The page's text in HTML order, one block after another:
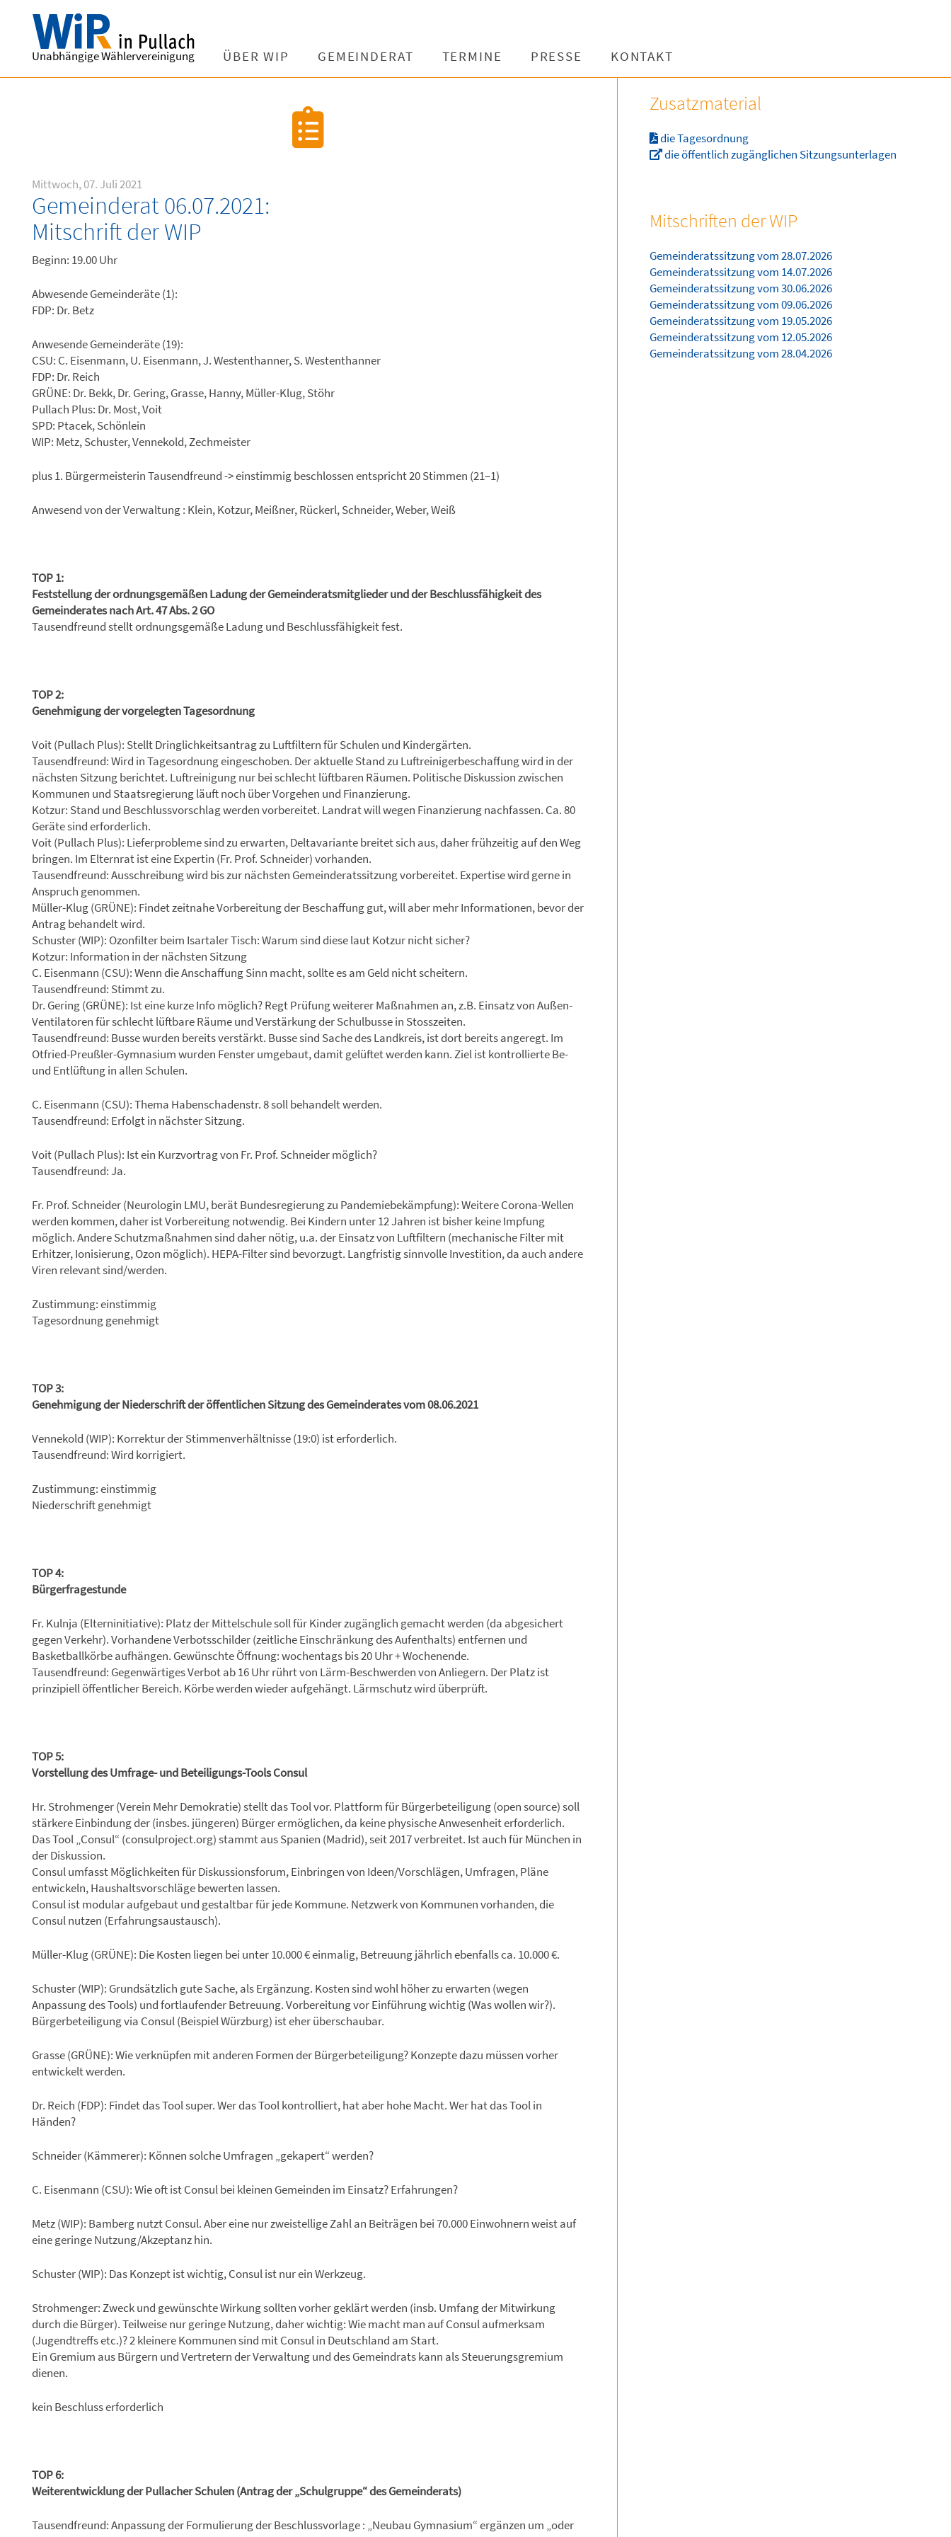
Unabhängige Wählervereinigung ÜBER WIP GEMEINDERAT TERMINE PRESSE KONTAKT
Mittwoch, 07. Juli 2021
Gemeinderat 06.07.2021:
Mitschrift der WIP
Beginn: 19.00 Uhr
Abwesende Gemeinderäte (1):
FDP: Dr. Betz
Anwesende Gemeinderäte (19):
CSU: C. Eisenmann, U. Eisenmann, J. Westenthanner, S. Westenthanner
FDP: Dr. Reich
GRÜNE: Dr. Bekk, Dr. Gering, Grasse, Hanny, Müller-Klug, Stöhr
Pullach Plus: Dr. Most, Voit
SPD: Ptacek, Schönlein
WIP: Metz, Schuster, Vennekold, Zechmeister
plus 1. Bürgermeisterin Tausendfreund -> einstimmig beschlossen entspricht 20 Stimmen (21–1)
Anwesend von der Verwaltung : Klein, Kotzur, Meißner, Rückerl, Schneider, Weber, Weiß
TOP 1:
Feststellung der ordnungsgemäßen Ladung der Gemeinderatsmitglieder und der Beschlussfähigkeit des
Gemeinderates nach Art. 47 Abs. 2 GO
Tausendfreund stellt ordnungsgemäße Ladung und Beschlussfähigkeit fest.
TOP 2:
Genehmigung der vorgelegten Tagesordnung
Voit (Pullach Plus): Stellt Dringlichkeitsantrag zu Luftfiltern für Schulen und Kindergärten.
Tausendfreund: Wird in Tagesordnung eingeschoben. Der aktuelle Stand zu Luftreinigerbeschaffung wird in der
nächsten Sitzung berichtet. Luftreinigung nur bei schlecht lüftbaren Räumen. Politische Diskussion zwischen
Kommunen und Staatsregierung läuft noch über Vorgehen und Finanzierung.
Kotzur: Stand und Beschlussvorschlag werden vorbereitet. Landrat will wegen Finanzierung nachfassen. Ca. 80
Geräte sind erforderlich.
Voit (Pullach Plus): Lieferprobleme sind zu erwarten, Deltavariante breitet sich aus, daher frühzeitig auf den Weg
bringen. Im Elternrat ist eine Expertin (Fr. Prof. Schneider) vorhanden.
Tausendfreund: Ausschreibung wird bis zur nächsten Gemeinderatssitzung vorbereitet. Expertise wird gerne in
Anspruch genommen.
Müller-Klug (GRÜNE): Findet zeitnahe Vorbereitung der Beschaffung gut, will aber mehr Informationen, bevor der
Antrag behandelt wird.
Schuster (WIP): Ozonfilter beim Isartaler Tisch: Warum sind diese laut Kotzur nicht sicher?
Kotzur: Information in der nächsten Sitzung
C. Eisenmann (CSU): Wenn die Anschaffung Sinn macht, sollte es am Geld nicht scheitern.
Tausendfreund: Stimmt zu.
Dr. Gering (GRÜNE): Ist eine kurze Info möglich? Regt Prüfung weiterer Maßnahmen an, z.B. Einsatz von Außen-
Ventilatoren für schlecht lüftbare Räume und Verstärkung der Schulbusse in Stosszeiten.
Tausendfreund: Busse wurden bereits verstärkt. Busse sind Sache des Landkreis, ist dort bereits angeregt. Im
Otfried-Preußler-Gymnasium wurden Fenster umgebaut, damit gelüftet werden kann. Ziel ist kontrollierte Be-
und Entlüftung in allen Schulen.
C. Eisenmann (CSU): Thema Habenschadenstr. 8 soll behandelt werden.
Tausendfreund: Erfolgt in nächster Sitzung.
Voit (Pullach Plus): Ist ein Kurzvortrag von Fr. Prof. Schneider möglich?
Tausendfreund: Ja.
Fr. Prof. Schneider (Neurologin LMU, berät Bundesregierung zu Pandemiebekämpfung): Weitere Corona-Wellen
werden kommen, daher ist Vorbereitung notwendig. Bei Kindern unter 12 Jahren ist bisher keine Impfung
möglich. Andere Schutzmaßnahmen sind daher nötig, u.a. der Einsatz von Luftfiltern (mechanische Filter mit
Erhitzer, Ionisierung, Ozon möglich). HEPA-Filter sind bevorzugt. Langfristig sinnvolle Investition, da auch andere
Viren relevant sind/werden.
Zustimmung: einstimmig
Tagesordnung genehmigt
TOP 3:
Genehmigung der Niederschrift der öffentlichen Sitzung des Gemeinderates vom 08.06.2021
Vennekold (WIP): Korrektur der Stimmenverhältnisse (19:0) ist erforderlich.
Tausendfreund: Wird korrigiert.
Zustimmung: einstimmig
Niederschrift genehmigt
TOP 4:
Bürgerfragestunde
Fr. Kulnja (Elterninitiative): Platz der Mittelschule soll für Kinder zugänglich gemacht werden (da abgesichert
gegen Verkehr). Vorhandene Verbotsschilder (zeitliche Einschränkung des Aufenthalts) entfernen und
Basketballkörbe aufhängen. Gewünschte Öffnung: wochentags bis 20 Uhr + Wochenende.
Tausendfreund: Gegenwärtiges Verbot ab 16 Uhr rührt von Lärm-Beschwerden von Anliegern. Der Platz ist
prinzipiell öffentlicher Bereich. Körbe werden wieder aufgehängt. Lärmschutz wird überprüft.
TOP 5:
Vorstellung des Umfrage- und Beteiligungs-Tools Consul
Hr. Strohmenger (Verein Mehr Demokratie) stellt das Tool vor. Plattform für Bürgerbeteiligung (open source) soll
stärkere Einbindung der (insbes. jüngeren) Bürger ermöglichen, da keine physische Anwesenheit erforderlich.
Das Tool „Consul“ (consulproject.org) stammt aus Spanien (Madrid), seit 2017 verbreitet. Ist auch für München in
der Diskussion.
Consul umfasst Möglichkeiten für Diskussionsforum, Einbringen von Ideen/Vorschlägen, Umfragen, Pläne
entwickeln, Haushaltsvorschläge bewerten lassen.
Consul ist modular aufgebaut und gestaltbar für jede Kommune. Netzwerk von Kommunen vorhanden, die
Consul nutzen (Erfahrungsaustausch).
Müller-Klug (GRÜNE): Die Kosten liegen bei unter 10.000 € einmalig, Betreuung jährlich ebenfalls ca. 10.000 €.
Schuster (WIP): Grundsätzlich gute Sache, als Ergänzung. Kosten sind wohl höher zu erwarten (wegen
Anpassung des Tools) und fortlaufender Betreuung. Vorbereitung vor Einführung wichtig (Was wollen wir?).
Bürgerbeteiligung via Consul (Beispiel Würzburg) ist eher überschaubar.
Grasse (GRÜNE): Wie verknüpfen mit anderen Formen der Bürgerbeteiligung? Konzepte dazu müssen vorher
entwickelt werden.
Dr. Reich (FDP): Findet das Tool super. Wer das Tool kontrolliert, hat aber hohe Macht. Wer hat das Tool in
Händen?
Schneider (Kämmerer): Können solche Umfragen „gekapert“ werden?
C. Eisenmann (CSU): Wie oft ist Consul bei kleinen Gemeinden im Einsatz? Erfahrungen?
Metz (WIP): Bamberg nutzt Consul. Aber eine nur zweistellige Zahl an Beiträgen bei 70.000 Einwohnern weist auf
eine geringe Nutzung/Akzeptanz hin.
Schuster (WIP): Das Konzept ist wichtig, Consul ist nur ein Werkzeug.
Strohmenger: Zweck und gewünschte Wirkung sollten vorher geklärt werden (insb. Umfang der Mitwirkung
durch die Bürger). Teilweise nur geringe Nutzung, daher wichtig: Wie macht man auf Consul aufmerksam
(Jugendtreffs etc.)? 2 kleinere Kommunen sind mit Consul in Deutschland am Start.
Ein Gremium aus Bürgern und Vertretern der Verwaltung und des Gemeindrats kann als Steuerungsgremium
dienen.
kein Beschluss erforderlich
TOP 6:
Weiterentwicklung der Pullacher Schulen (Antrag der „Schulgruppe“ des Gemeinderats)
Tausendfreund: Anpassung der Formulierung der Beschlussvorlage : „Neubau Gymnasium“ ergänzen um „oder
Zusatzmaterial
die Tagesordnung
die öffentlich zugänglichen Sitzungsunterlagen
Mitschriften der WIP
Gemeinderatssitzung vom 28.07.2026
Gemeinderatssitzung vom 14.07.2026
Gemeinderatssitzung vom 30.06.2026
Gemeinderatssitzung vom 09.06.2026
Gemeinderatssitzung vom 19.05.2026
Gemeinderatssitzung vom 12.05.2026
Gemeinderatssitzung vom 28.04.2026